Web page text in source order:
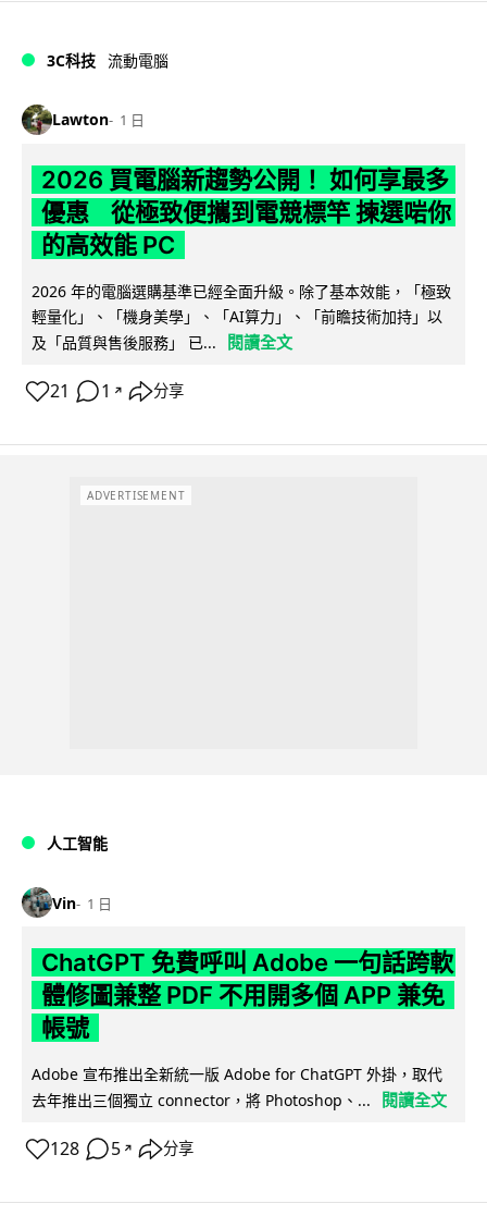
3C科技 流動電腦
Lawton 1 日
2026 買電腦新趨勢公開！ 如何享最多
優惠 從極致便攜到電競標竿 揀選啱你
的高效能 PC
2026 年的電腦選購基準已經全面升級。除了基本效能，「極致
輕量化」、「機身美學」、「AI算力」、「前瞻技術加持」以
及「品質與售後服務」 已...
閱讀全文
21 1 ↗ 分享
ADVERTISEMENT
人工智能
Vin 1 日
ChatGPT 免費呼叫 Adobe 一句話跨軟
體修圖兼整 PDF 不用開多個 APP 兼免
帳號
Adobe 宣布推出全新統一版 Adobe for ChatGPT 外掛，取代
去年推出三個獨立 connector，將 Photoshop、...
閱讀全文
128 5 ↗ 分享